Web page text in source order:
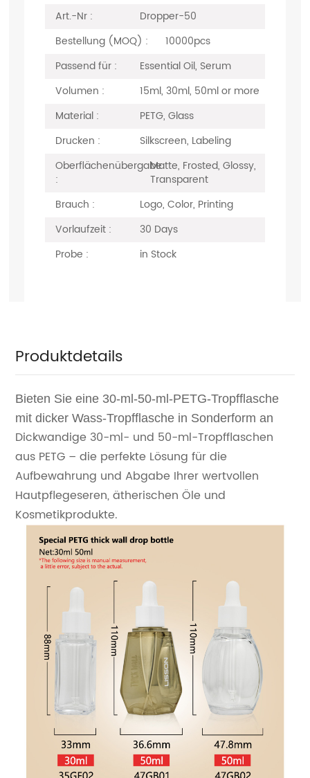
Art.-Nr :
Dropper-50
Bestellung (MOQ) :
10000pcs
Passend für :
Essential Oil, Serum
Volumen :
15ml, 30ml, 50ml or more
Material :
PETG, Glass
Drucken :
Silkscreen, Labeling
Oberflächenübergabe
:
Matte, Frosted, Glossy,
Transparent
Brauch :
Logo, Color, Printing
Vorlaufzeit :
30 Days
Probe :
in Stock
Produktdetails
Bieten Sie eine 30-ml-50-ml-PETG-Tropfflasche
mit dicker Wass-Tropfflasche in Sonderform an
Dickwandige 30-ml- und 50-ml-Tropfflaschen
aus PETG – die perfekte Lösung für die
Aufbewahrung und Abgabe Ihrer wertvollen
Hautpflegeseren, ätherischen Öle und
Kosmetikprodukte.